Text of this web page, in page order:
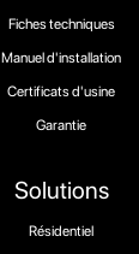
Solutions
Résidentiel
Fiches techniques
Manuel d'installation
Certificats d'usine
Garantie